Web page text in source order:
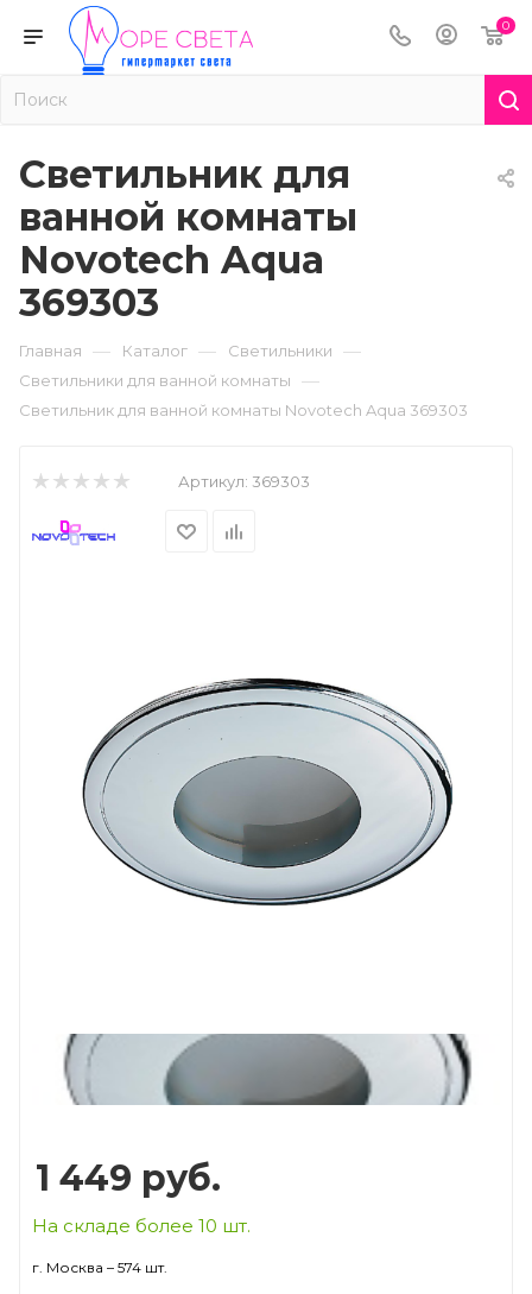
0
Светильник для
ванной комнаты
Novotech Aqua
369303
Главная — Каталог — Светильники —
Светильники для ванной комнаты —
Светильник для ванной комнаты Novotech Aqua 369303
Артикул: 369303
Prev
1 449 руб.
На складе более 10 шт.
г. Москва – 574 шт.